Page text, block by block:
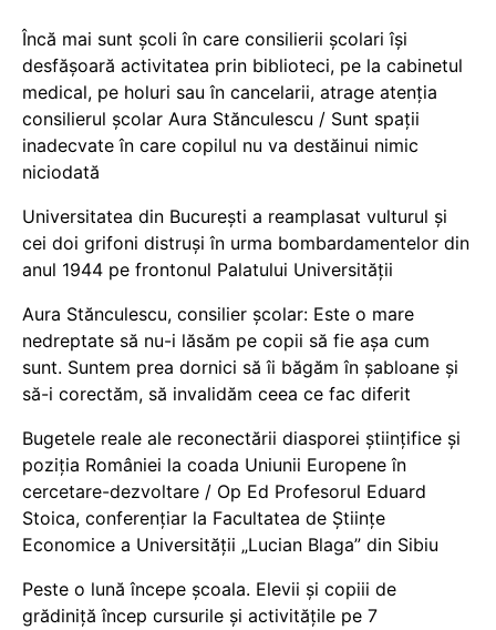
Încă mai sunt școli în care consilierii școlari își
desfășoară activitatea prin biblioteci, pe la cabinetul
medical, pe holuri sau în cancelarii, atrage atenția
consilierul școlar Aura Stănculescu / Sunt spații
inadecvate în care copilul nu va destăinui nimic
niciodată
Universitatea din București a reamplasat vulturul și
cei doi grifoni distruși în urma bombardamentelor din
anul 1944 pe frontonul Palatului Universității
Aura Stănculescu, consilier școlar: Este o mare
nedreptate să nu-i lăsăm pe copii să fie așa cum
sunt. Suntem prea dornici să îi băgăm în șabloane și
să-i corectăm, să invalidăm ceea ce fac diferit
Bugetele reale ale reconectării diasporei științifice și
poziția României la coada Uniunii Europene în
cercetare-dezvoltare / Op Ed Profesorul Eduard
Stoica, conferențiar la Facultatea de Științe
Economice a Universității „Lucian Blaga” din Sibiu
Peste o lună începe școala. Elevii și copiii de
grădiniță încep cursurile și activitățile pe 7